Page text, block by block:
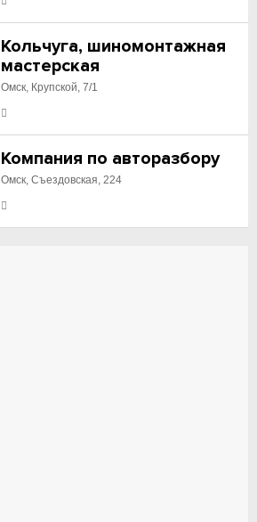
Кольчуга, шиномонтажная
мастерская
Омск, Крупской, 7/1
Компания по авторазбору
Омск, Съездовская, 224